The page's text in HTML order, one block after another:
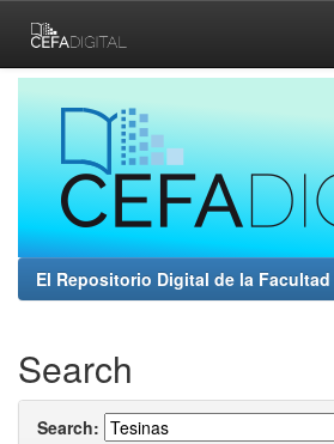
navigation
El Repositorio Digital de la
Search
Search: